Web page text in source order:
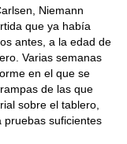
Niemann
que ya había
antes, a la edad de
Varias semanas
en el que se
de las que
sobre el tablero,
pruebas suficientes